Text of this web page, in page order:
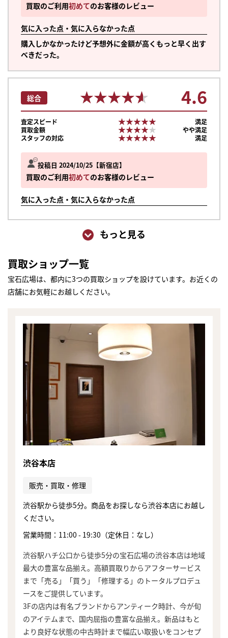
買取のご利用初めてのお客様のレビュー
気に入った点・気に入らなかった点
購入しかなかったけど予想外に金額が高くもっと早く出す
べきだった。
投稿日 2024/10/25 新宿店
買取のご利用初めてのお客様のレビュー
気に入った点・気に入らなかった点
総合 ★★★★★
★★★★★ 4.6
査定スピード ★★★★★
★★★★★
満足
買取金額
★★★★★
★★★★★
やや満足
スタッフの対応
★★★★★
★★★★★ 満足
もっと見る
買取ショップ一覧
宝石広場は、都内に3つの買取ショップを設けています。お近くの
店舗にお気軽にお越しください。
渋谷本店
販売・買取・修理
渋谷駅から徒歩5分。商品をお探しなら渋谷本店にお越し
ください。
営業時間：11:00 - 19:30（定休日：なし）
渋谷駅ハチ公口から徒歩5分の宝石広場の渋谷本店は地域
最大の豊富な品揃え。高額買取りからアフターサービス
まで「売る」「買う」「修理する」のトータルプロデュ
ースをご提供しています。
3Fの店内は有名ブランドからアンティーク時計、今が旬
のアイテムまで、国内屈指の豊富な品揃え。新品はもと
より良好な状態の中古時計まで幅広い取扱いをコンセプ